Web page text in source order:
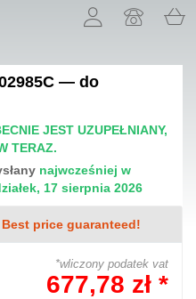
— do
JEST UZUPEŁNIANY,
TERAZ.
najwcześniej w
17 sierpnia 2026
Best price guaranteed!
*wliczony podatek vat
677,78 zł *